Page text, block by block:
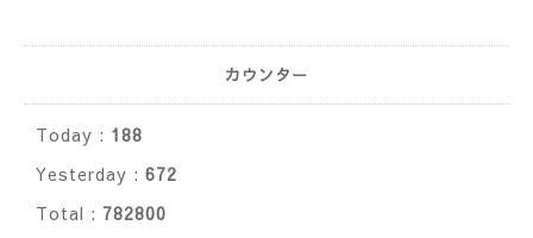
カウンター
Today : 188
Yesterday : 672
Total : 782800